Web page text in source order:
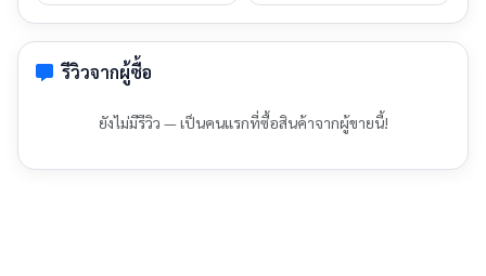
รีวิวจากผู้ซื้อ
ยังไม่มีรีวิว — เป็นคนแรกที่ซื้อสินค้าจากผู้ขายนี้!